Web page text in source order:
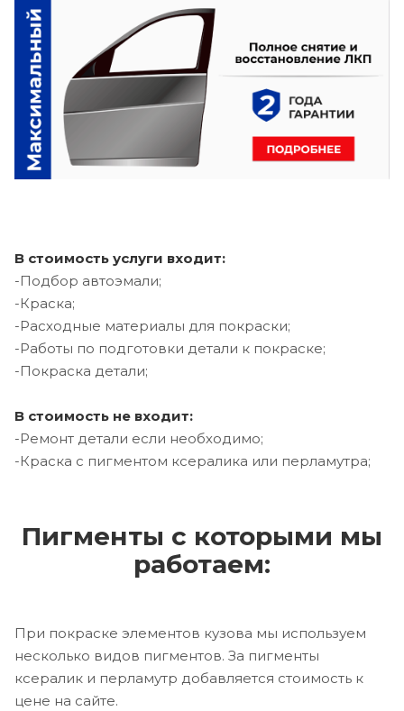
В стоимость услуги входит:
-Подбор автоэмали;
-Краска;
-Расходные материалы для покраски;
-Работы по подготовки детали к покраске;
-Покраска детали;
В стоимость не входит:
-Ремонт детали если необходимо;
-Краска с пигментом ксералика или перламутра;
Пигменты с которыми мы
работаем:
При покраске элементов кузова мы используем
несколько видов пигментов. За пигменты
ксералик и перламутр добавляется стоимость к
цене на сайте.